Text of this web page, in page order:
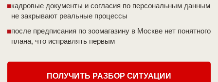
кадровые документы и согласия по персональным данным
не закрывают реальные процессы
после предписания по зоомагазину в Москве нет понятного
плана, что исправлять первым
ПОЛУЧИТЬ РАЗБОР СИТУАЦИИ